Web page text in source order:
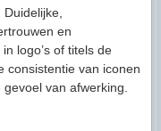
en
logo’s of titels de
consistentie van iconen
van afwerking.